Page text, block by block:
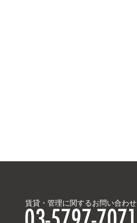
賃貸・管理に関するお問い合わせ